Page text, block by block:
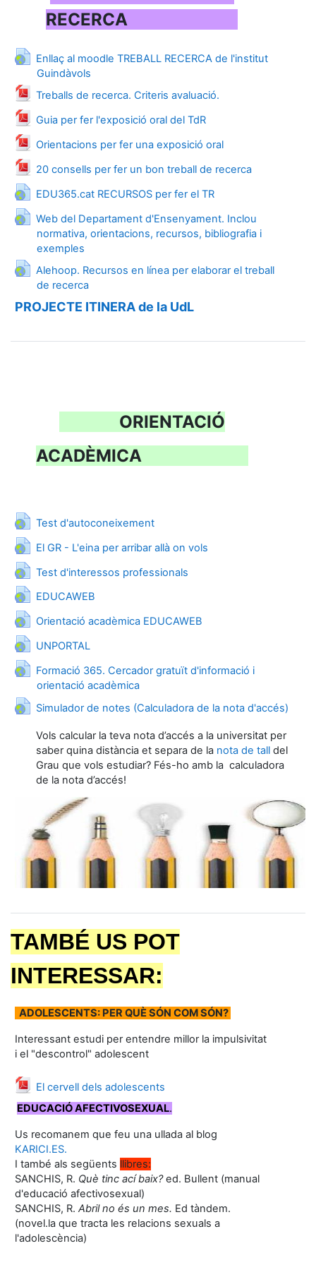
RECERCA
Enllaç al moodle TREBALL RECERCA de l'institut
Guindàvols
URL
Treballs de recerca. Criteris avaluació.
Fitxer
Guia per fer l'exposició oral del TdR
Fitxer
Orientacions per fer una exposició oral
Fitxer
20 consells per fer un bon treball de recerca
URL
EDU365.cat RECURSOS per fer el TR
URL
Web del Departament d'Ensenyament. Inclou
normativa, orientacions, recursos, bibliografia i
exemples
URL
Alehoop. Recursos en línea per elaborar el treball
de recerca
URL
PROJECTE ITINERA de la UdL
ORIENTACIÓ
ACADÈMICA
Test d'autoconeixement
URL
El GR - L'eina per arribar allà on vols
URL
Test d'interessos professionals
URL
EDUCAWEB
URL
Orientació acadèmica EDUCAWEB
URL
UNPORTAL
URL
Formació 365. Cercador gratuït d'informació i
orientació acadèmica
URL
Simulador de notes (Calculadora de la nota d'accés)
URL
Vols calcular la teva nota d’accés a la universitat per
saber quina distància et separa de la nota de tall del
Grau que vols estudiar? Fés-ho amb lacalculadora
de la nota d’accés!
TAMBÉ US POT
INTERESSAR:
ADOLESCENTS: PER QUÈ SÓN COM SÓN?
Interessant estudi per entendre millor la impulsivitat
i el "descontrol" adolescent
El cervell dels adolescents
Fitxer
EDUCACIÓ AFECTIVOSEXUAL.
Us recomanem que feu una ullada al blog
KARICI.ES.
I també als següents llibres:
SANCHIS, R. Què tinc ací baix?ed. Bullent (manual
d'educació afectivosexual)
SANCHIS, R.Abril no és un mes. Ed tàndem.
(novel.la que tracta les relacions sexuals a
l'adolescència)